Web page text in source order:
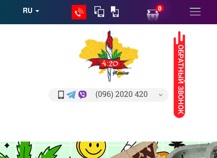
RU 0
ОБРАТНЫЙ ЗВОНОК
(096) 2020 420